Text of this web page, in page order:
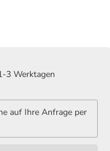
3 Werktagen
auf Ihre Anfrage per